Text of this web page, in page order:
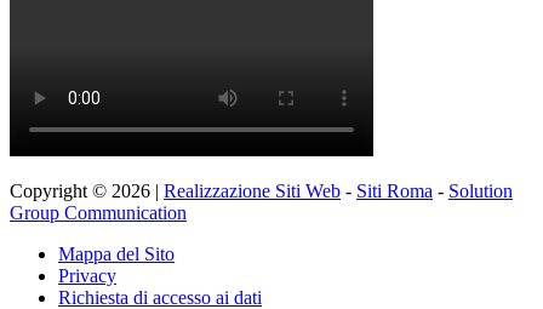
Copyright © 2026 | Realizzazione Siti Web - Siti Roma - Solution
Group Communication
Mappa del Sito
Privacy
Richiesta di accesso ai dati